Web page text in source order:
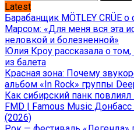
Latest
Барабанщик MÖTLEY CRÜE
Марсом: «Для меня вся эта
неловкой и болезненной»
Юлия Кроу рассказала о
из балета
Красная зона: Почему
альбом «In Rock» группы
Как сибирский панк повлиял
FMD | Famous Music
(2026)